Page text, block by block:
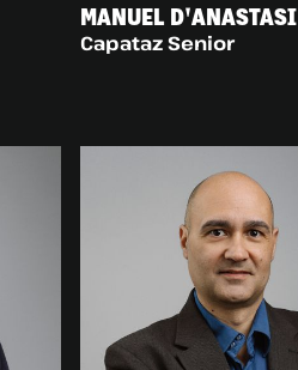
MANUEL D'ANASTASI
Capataz Senior